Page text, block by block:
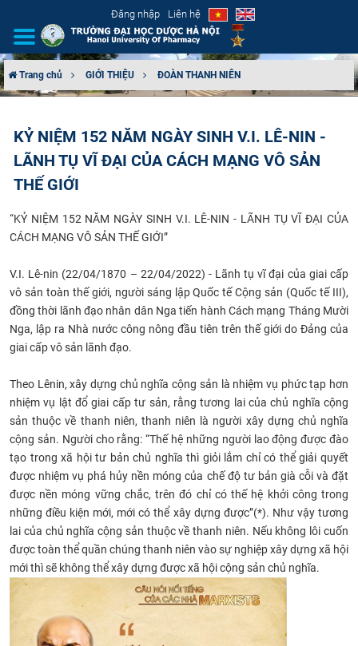
Đăng nhập Liên hệ
CƠ CẤU TỔ CHỨC
TUYỂN SINH
ĐÀO TẠO
KHOA HỌC CÔNG NGHỆ
HTQT
CỰU NGƯỜI HỌC
Trang chủ GIỚI THIỆU ĐOÀN THANH NIÊN
KỶ NIỆM 152 NĂM NGÀY SINH V.I. LÊ-NIN -
LÃNH TỤ VĨ ĐẠI CỦA CÁCH MẠNG VÔ SẢN
THẾ GIỚI
“KỶ NIỆM 152 NĂM NGÀY SINH V.I. LÊ-NIN - LÃNH TỤ VĨ ĐẠI CỦA
CÁCH MẠNG VÔ SẢN THẾ GIỚI”
V.I. Lê-nin (22/04/1870 – 22/04/2022) - Lãnh tụ vĩ đại của giai cấp
vô sản toàn thế giới, người sáng lập Quốc tế Cộng sản (Quốc tế III),
đồng thời lãnh đạo nhân dân Nga tiến hành Cách mạng Tháng Mười
Nga, lập ra Nhà nước công nông đầu tiên trên thế giới do Đảng của
giai cấp vô sản lãnh đạo.
Theo Lênin, xây dựng chủ nghĩa cộng sản là nhiệm vụ phức tạp hơn
nhiệm vụ lật đổ giai cấp tư sản, rằng tương lai của chủ nghĩa cộng
sản thuộc về thanh niên, thanh niên là người xây dựng chủ nghĩa
cộng sản. Người cho rằng: “Thế hệ những người lao động được đào
tạo trong xã hội tư bản chủ nghĩa thì giỏi lắm chỉ có thể giải quyết
được nhiệm vụ phá hủy nền móng của chế độ tư bản già cỗi và đặt
được nền móng vững chắc, trên đó chỉ có thế hệ khởi công trong
những điều kiện mới, mới có thể xây dựng được”(*). Như vậy tương
lai của chủ nghĩa cộng sản thuộc về thanh niên. Nếu không lôi cuốn
được toàn thể quần chúng thanh niên vào sự nghiệp xây dựng xã hội
mới thì sẽ không thể xây dựng được xã hội cộng sản chủ nghĩa.